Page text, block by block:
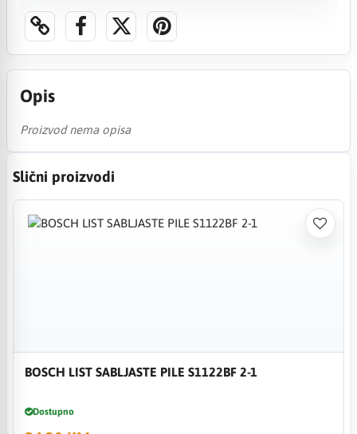
Opis
Proizvod nema opisa
Slični proizvodi
BOSCH LIST SABLJASTE PILE S1122BF 2-1
Dostupno